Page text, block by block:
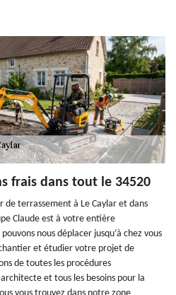
frais dans tout le 34520
terrassement à Le Caylar et dans
Claude est à votre entière
nous déplacer jusqu’à chez vous
et étudier votre projet de
de toutes les procédures
et tous les besoins pour la